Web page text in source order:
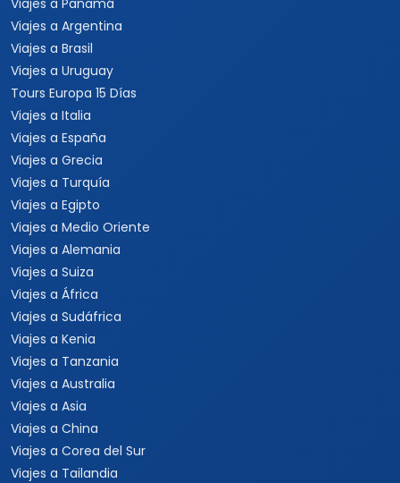
Viajes a Panamá
Viajes a Argentina
Viajes a Brasil
Viajes a Uruguay
Tours Europa 15 Días
Viajes a Italia
Viajes a España
Viajes a Grecia
Viajes a Turquía
Viajes a Egipto
Viajes a Medio Oriente
Viajes a Alemania
Viajes a Suiza
Viajes a África
Viajes a Sudáfrica
Viajes a Kenia
Viajes a Tanzania
Viajes a Australia
Viajes a Asia
Viajes a China
Viajes a Corea del Sur
Viajes a Tailandia